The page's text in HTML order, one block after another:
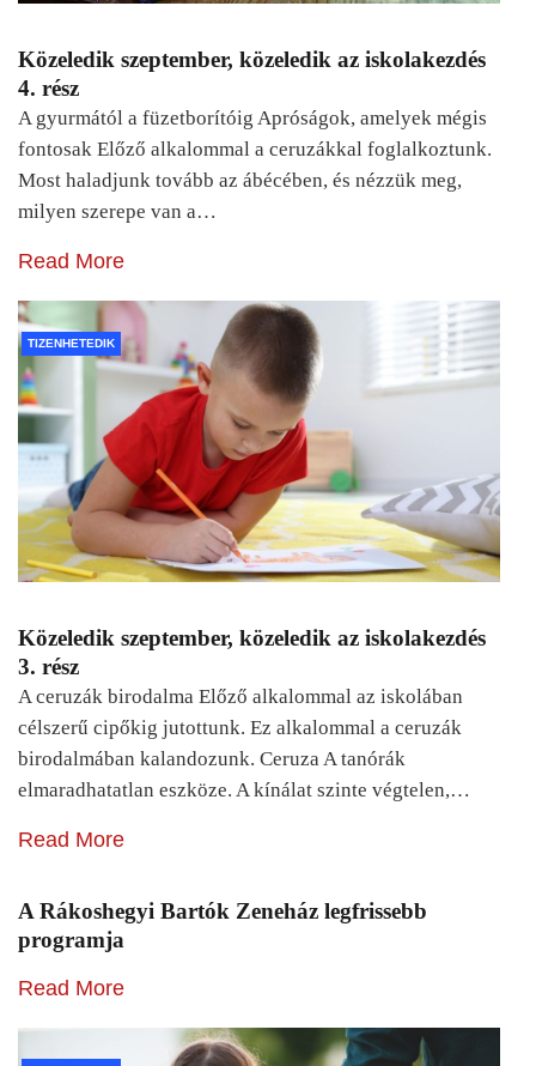
Közeledik szeptember, közeledik az iskolakezdés
4. rész
A gyurmától a füzetborítóig Apróságok, amelyek mégis
fontosak Előző alkalommal a ceruzákkal foglalkoztunk.
Most haladjunk tovább az ábécében, és nézzük meg,
milyen szerepe van a…
Read More
TIZENHETEDIK
Közeledik szeptember, közeledik az iskolakezdés
3. rész
A ceruzák birodalma Előző alkalommal az iskolában
célszerű cipőkig jutottunk. Ez alkalommal a ceruzák
birodalmában kalandozunk. Ceruza A tanórák
elmaradhatatlan eszköze. A kínálat szinte végtelen,…
Read More
A Rákoshegyi Bartók Zeneház legfrissebb
programja
Read More